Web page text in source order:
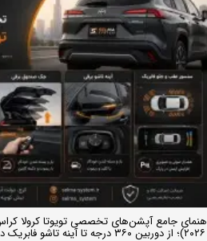
و ۲۰۲۶)؛ از دوربین ۳۶۰ درجه تا